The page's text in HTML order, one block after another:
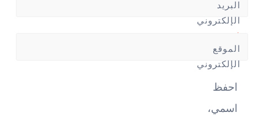
البريد
الإلكتروني
*
الموقع
الإلكتروني
احفظ
اسمي،